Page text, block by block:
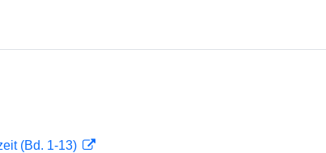
(Bd. 1-13)